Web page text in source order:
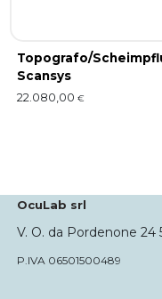
Topografo/
Scansys
22.080,00 €
OcuLab srl
V. O. da Pordenone 24
P.IVA 06501500489